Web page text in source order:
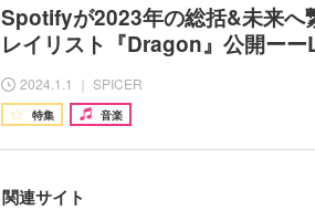
Spotifyが2023年の総括&未来へ
レイリスト『Dragon』公開ー
2024.1.1 ｜ SPICER
特集 音楽
関連サイト